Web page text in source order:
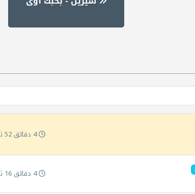
4 دقائق 52 ثانية
4 دقائق 16 ثانية